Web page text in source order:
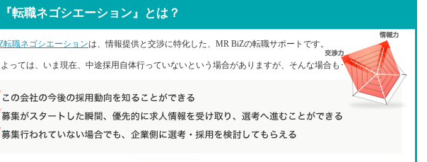
『転職ネゴシエーション』とは？
転職ネゴシエーションは、情報提供と交渉に特化した、MR BiZの転職サポートです。
っては、いま現在、中途採用自体行っていないという場合がありますが、そんな場合も･･･